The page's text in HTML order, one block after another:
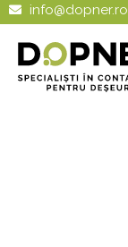
info@dopner.ro